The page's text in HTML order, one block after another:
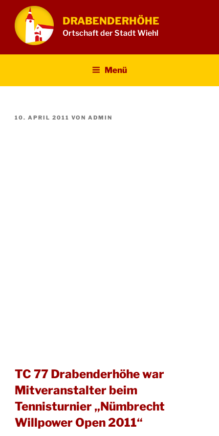
Inhalt
springen
DRABENDERHÖHE
Ortschaft der Stadt Wiehl
Menü
VERÖFFENTLICHT
10. APRIL 2011 VON ADMIN
TC 77 Drabenderhöhe war
Mitveranstalter beim
Tennisturnier „Nümbrecht
Willpower Open 2011“